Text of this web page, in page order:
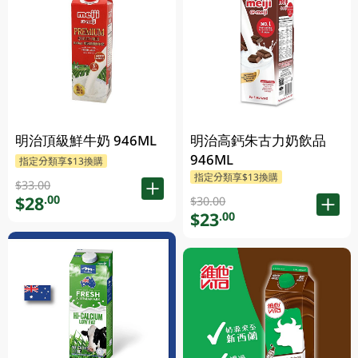
明治頂級鮮牛奶 946ML
指定分類享$13換購
$33.00
$28.00
明治高鈣朱古力奶飲品
946ML
指定分類享$13換購
$30.00
$23.00